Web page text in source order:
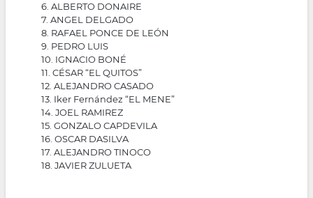
6. ALBERTO DONAIRE
7. ANGEL DELGADO
8. RAFAEL PONCE DE LEÓN
9. PEDRO LUIS
10. IGNACIO BONÉ
11. CÉSAR “EL QUITOS”
12. ALEJANDRO CASADO
13. Iker Fernández “EL MENE”
14. JOEL RAMIREZ
15. GONZALO CAPDEVILA
16. OSCAR DASILVA
17. ALEJANDRO TINOCO
18. JAVIER ZULUETA